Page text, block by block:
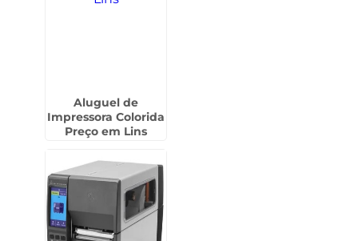
Aluguel de
Impressora Colorida
Preço em Lins